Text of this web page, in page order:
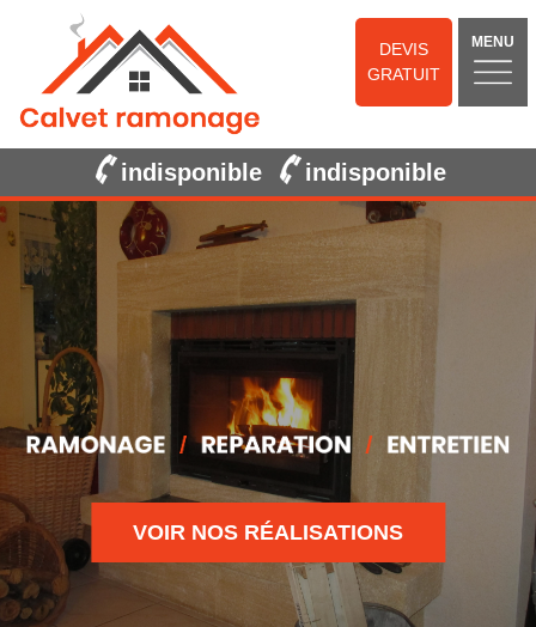
DEVIS
GRATUIT
MENU
indisponible indisponible
VOIR NOS RÉALISATIONS